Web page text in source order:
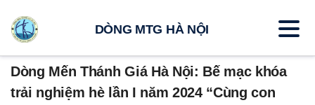
Dòng Mến Thánh Giá Hà Nội: Bế mạc khóa
trải nghiệm hè lần I năm 2024 “Cùng con
DÒNG MTG HÀ NỘI